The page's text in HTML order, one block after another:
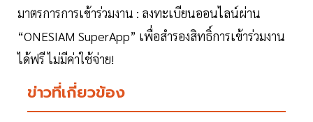
มาตรการการเข้าร่วมงาน : ลงทะเบียนออนไลน์ผ่าน
“ONESIAM SuperApp” เพื่อสำรองสิทธิ์การเข้าร่วมงาน
ได้ฟรี ไม่มีค่าใช้จ่าย!
ข่าวที่เกี่ยวข้อง